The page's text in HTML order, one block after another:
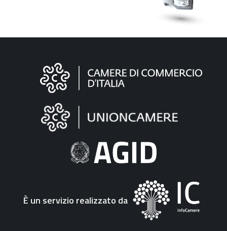
Informazioni
"Fattura
Elettronica"
È un servizio realizzato da